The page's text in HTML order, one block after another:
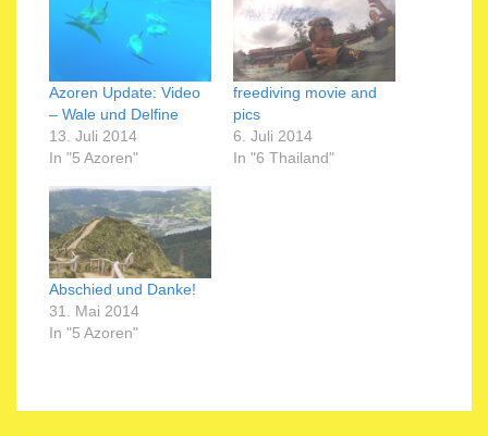
Azoren Update: Video
– Wale und Delfine
13. Juli 2014
In "5 Azoren"
freediving movie and
pics
6. Juli 2014
In "6 Thailand"
Abschied und Danke!
31. Mai 2014
In "5 Azoren"